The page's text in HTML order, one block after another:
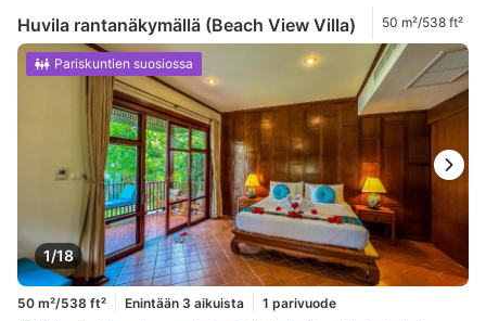
Huvila rantanäkymällä (Beach View Villa) 50 m²/538 ft²
1/18
Pariskuntien suosiossa
50 m²/538 ft² Enintään 3 aikuista
1 parivuode